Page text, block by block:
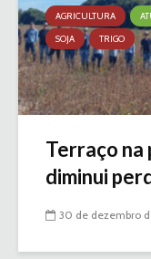
AGRICULTURA
SOJA
TRIGO
Terraço na
diminui
30 de dezembro